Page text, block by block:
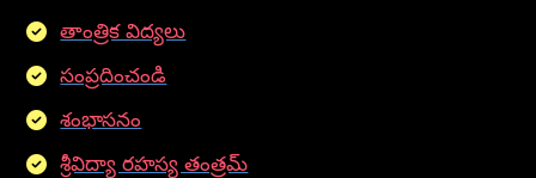
తాంత్రిక విద్యలు
సంప్రదించండి
శంభాసనం
శ్రీవిద్యా రహస్య తంత్రమ్